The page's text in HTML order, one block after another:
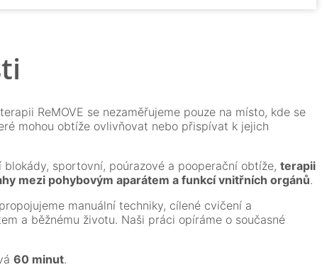
ReMOVE se nezaměřujeme pouze na místo, kde se
mohou obtíže ovlivňovat nebo přispívat k jejich
sportovní, poúrazové a pooperační obtíže, terapii
mezi pohybovým aparátem a funkcí vnitřních orgánů.
manuální techniky, cílené cvičení a
a běžnému životu. Naši práci opíráme o současné
60 minut.